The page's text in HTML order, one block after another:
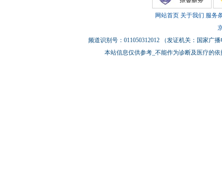
网站首页 关于我们 服务
频道识别号：011050312012 （发证机关：国家广
本站信息仅供参考_不能作为诊断及医疗的